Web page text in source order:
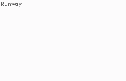
Runway